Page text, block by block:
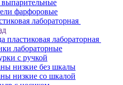
фарфоровые
лабораторная
пластиковая лабораторная
лабораторные
с ручкой
низкие без шкалы
низкие со шкалой